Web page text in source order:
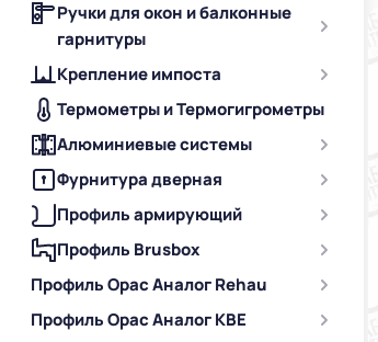
Ручки для окон и балконные
гарнитуры
Крепление импоста
Термометры и Термогигрометры
Алюминиевые системы
Фурнитура дверная
Профиль армирующий
Профиль Brusbox
Профиль Орас Аналог Rehau
Профиль Орас Аналог KBE